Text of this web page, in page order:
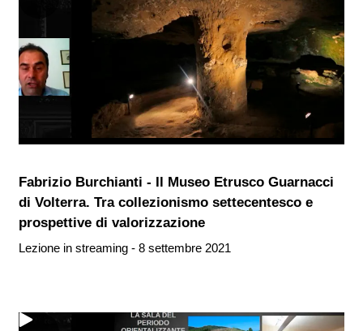
Fabrizio Burchianti - Il Museo Etrusco Guarnacci
di Volterra. Tra collezionismo settecentesco e
prospettive di valorizzazione
Lezione in streaming - 8 settembre 2021